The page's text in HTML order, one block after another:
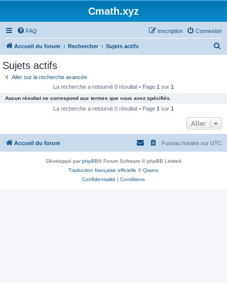
Cmath.xyz
FAQ Connexion
Inscription
Accueil du forum Rechercher Sujets actifs
c
e
Sujets actifs
Aller sur la recherche avancée
La recherche a retourné 0 résultat • Page 1 sur 1
Aucun résultat ne correspond aux termes que vous avez spécifiés.
La recherche a retourné 0 résultat • Page 1 sur 1
Aller
Accueil du forum Fuseau horaire sur UTC
Développé parphpBB® Forum Software © phpBB Limited
Traduction française officielle ©Qiaeru
Confidentialité | Conditions